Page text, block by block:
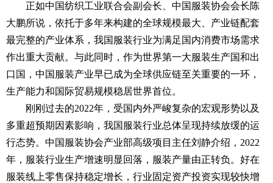
正如中国纺织工业联合会副会长、中国服装协会会长陈
大鹏所说，依托于多年来构建的全球规模最大、产业链配套
最完整的产业体系，我国服装行业为满足国内消费市场需求
作出重大贡献。与此同时，作为世界第一大服装生产国和出
口国，中国服装产业早已成为全球供应链至关重要的一环，
生产能力和国际贸易规模稳居世界首位。
刚刚过去的2022年，受国内外严峻复杂的宏观形势以及
多重超预期因素影响，我国服装行业总体呈现持续放缓的运
行态势。中国服装协会产业部高级项目主任刘静介绍，2022
年，服装行业生产增速明显回落，服装产量由正转负。好在
服装线上零售保持稳定增长，行业固定资产投资实现较快增